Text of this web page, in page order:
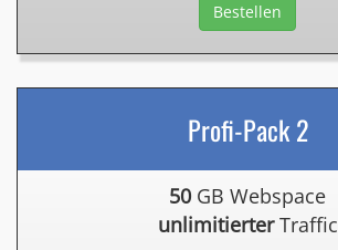
Bestellen
Profi-Pack 2
50 GB Webspace
unlimitierterTraffic